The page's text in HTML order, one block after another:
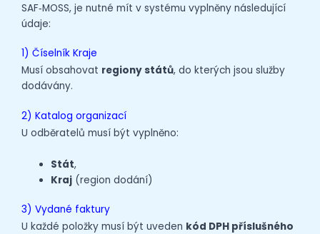
SAF‑MOSS, je nutné mít v systému vyplněny následující
údaje:
1) Číselník Kraje
Musí obsahovat regiony států, do kterých jsou služby
dodávány.
2) Katalog organizací
U odběratelů musí být vyplněno:
Stát,
Kraj (region dodání)
3) Vydané faktury
U každé položky musí být uveden kód DPH příslušného